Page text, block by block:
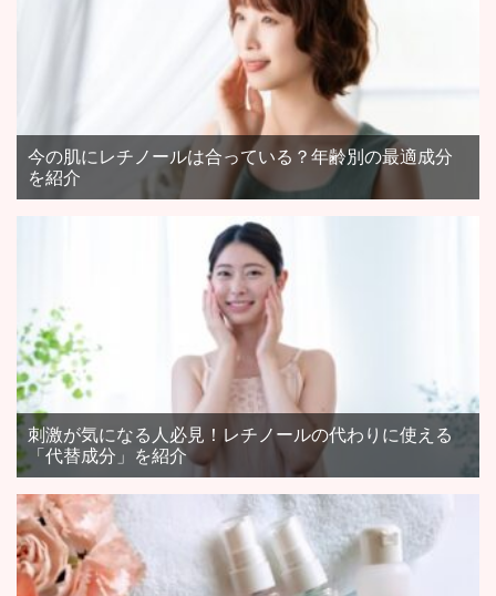
今の肌にレチノールは合っている？年齢別の最適成分
を紹介
刺激が気になる人必見！レチノールの代わりに使える
「代替成分」を紹介